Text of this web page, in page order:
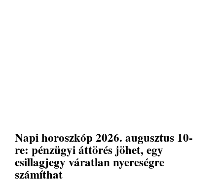
Napi horoszkóp 2026. augusztus 10-
re: pénzügyi áttörés jöhet, egy
csillagjegy váratlan nyereségre
számíthat